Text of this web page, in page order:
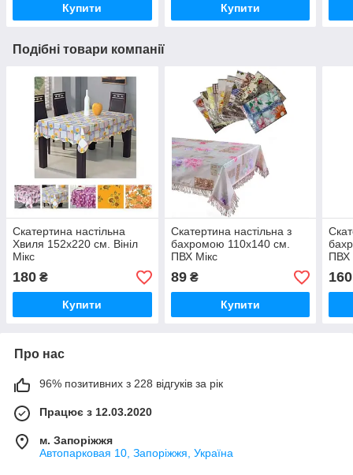
Купити Купити
Подібні товари компанії
Скатертина настільна
Хвиля 152х220 см. Вініл
Мікс
180 ₴
Купити
Скатертина настільна з
бахромою 110х140 см.
ПВХ Мікс
89₴
Купити
ПВХ
160
Про нас
96% позитивних з 228 відгуків за рік
Працює з 12.03.2020
м. Запоріжжя
Автопарковая 10, Запоріжжя, Україна